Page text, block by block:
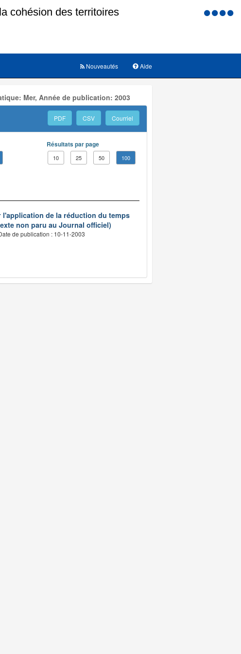
Menu
Aide
Nouveautés
Mer, Année de publication: 2003
PDF CSV Courriel
Résultats par page
10 25 50 100
de la réduction du temps
non paru au Journal officiel)
de publication : 10-11-2003